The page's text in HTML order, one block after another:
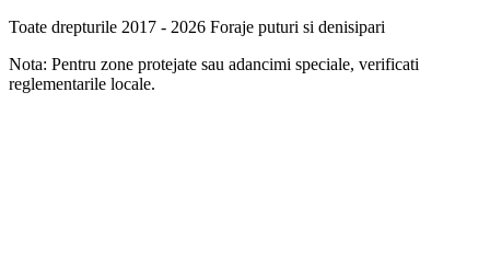
Toate drepturile 2017 - 2026 Foraje puturi si denisipari
Nota: Pentru zone protejate sau adancimi speciale, verificati
reglementarile locale.